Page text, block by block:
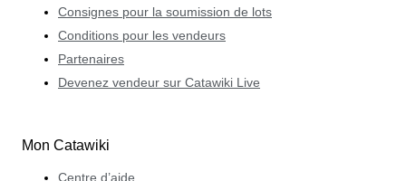
Consignes pour la soumission de lots
Conditions pour les vendeurs
Partenaires
Devenez vendeur sur Catawiki Live
Mon Catawiki
Centre d’aide